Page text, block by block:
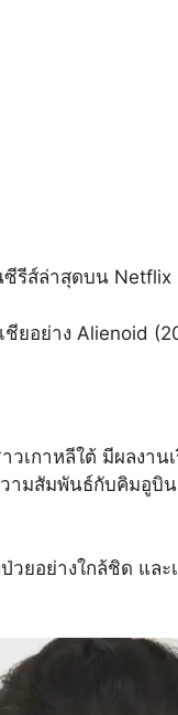
ซีรีส์ล่าสุดบน Netflix
ยอย่าง Alienoid
กาหลีใต้ มีผลงาน
ามสัมพันธ์กับคิมอูบิ
อย่างใกล้ชิด และ